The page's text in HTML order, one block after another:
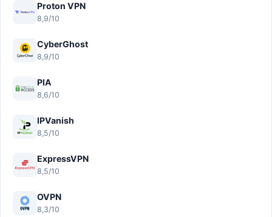
Proton VPN
8,9/10
CyberGhost
8,9/10
PIA
8,6/10
IPVanish
8,5/10
ExpressVPN
8,5/10
OVPN
8,3/10